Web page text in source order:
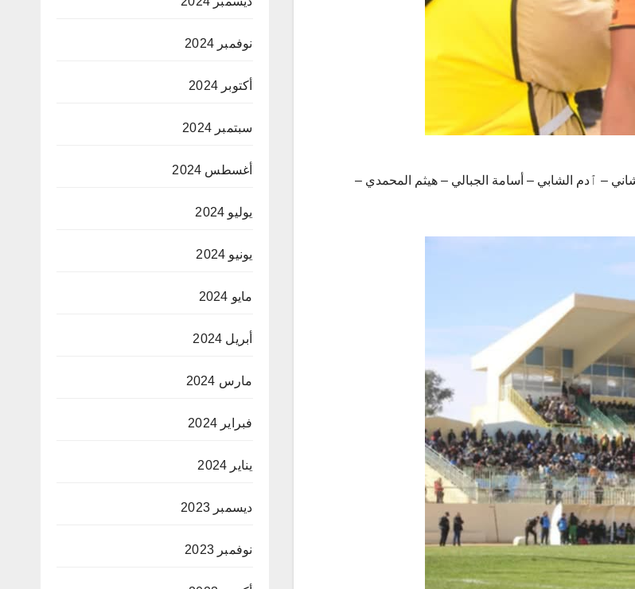
– ٱدم الشابي – أسامة الجبالي – هيثم المحمدي –
نوفمبر 2024
أكتوبر 2024
سبتمبر 2024
أغسطس 2024
يوليو 2024
يونيو 2024
مايو 2024
أبريل 2024
مارس 2024
فبراير 2024
يناير 2024
ديسمبر 2023
نوفمبر 2023